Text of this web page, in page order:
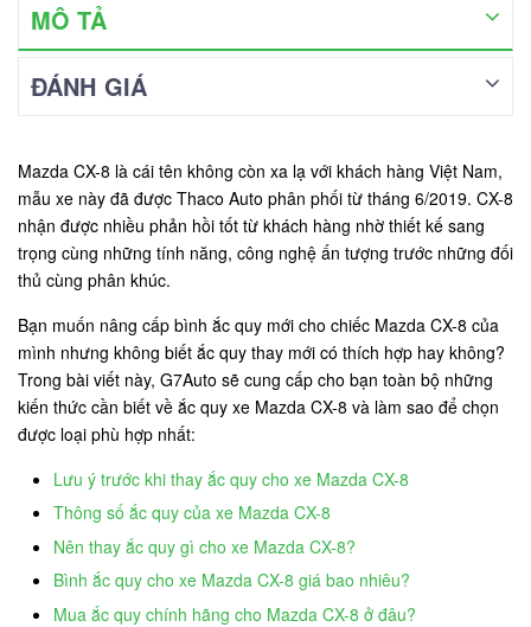
MÔ TẢ
ĐÁNH GIÁ
Mazda CX-8 là cái tên không còn xa lạ với khách hàng Việt Nam,
mẫu xe này đã được Thaco Auto phân phối từ tháng 6/2019. CX-8
nhận được nhiều phản hồi tốt từ khách hàng nhờ thiết kế sang
trọng cùng những tính năng, công nghệ ấn tượng trước những đối
thủ cùng phân khúc.
Bạn muốn nâng cấp bình ắc quy mới cho chiếc Mazda CX-8 của
mình nhưng không biết ắc quy thay mới có thích hợp hay không?
Trong bài viết này, G7Auto sẽ cung cấp cho bạn toàn bộ những
kiến thức cần biết về ắc quy xe Mazda CX-8 và làm sao để chọn
được loại phù hợp nhất:
Lưu ý trước khi thay ắc quy cho xe Mazda CX-8
Thông số ắc quy của xe Mazda CX-8
Nên thay ắc quy gì cho xe Mazda CX-8?
Bình ắc quy cho xe Mazda CX-8 giá bao nhiêu?
Mua ắc quy chính hãng cho Mazda CX-8 ở đâu?